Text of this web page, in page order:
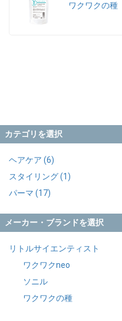
カテゴリを選択
ヘアケア (6)
トリートメント・マスク (6)
スタイリング (1)
オイル (1)
パーマ (17)
シス系 (3)
パーマ2剤 (1)
メーカー・ブランドを選択
リトルサイエンティスト
ワクワクneo
ソニル
ワクワクの種
ワクワクの種